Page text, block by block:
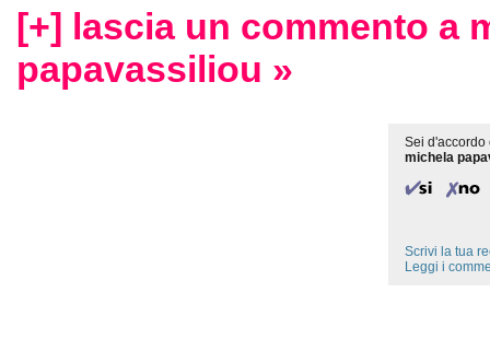
[+] lascia un commento a
papavassiliou »
Sei d'accordo
michela
Scrivi la tua
Leggi i